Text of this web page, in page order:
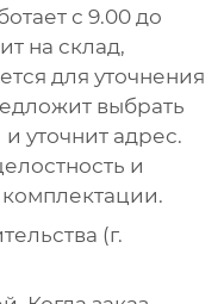
с 9.00 до
на склад,
для уточнения
выбрать
уточнит адрес.
и
комплектации.
(г.